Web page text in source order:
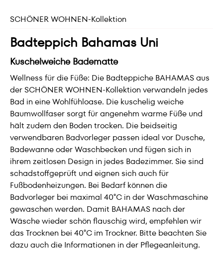
SCHÖNER WOHNEN-Kollektion
Badteppich Bahamas Uni
Kuschelweiche Badematte
Wellness für die Füße: Die Badteppiche BAHAMAS aus
der SCHÖNER WOHNEN-Kollektion verwandeln jedes
Bad in eine Wohlfühloase. Die kuschelig weiche
Baumwollfaser sorgt für angenehm warme Füße und
hält zudem den Boden trocken. Die beidseitig
verwendbaren Badvorleger passen ideal vor Dusche,
Badewanne oder Waschbecken und fügen sich in
ihrem zeitlosen Design in jedes Badezimmer. Sie sind
schadstoffgeprüft und eignen sich auch für
Fußbodenheizungen. Bei Bedarf können die
Badvorleger bei maximal 40°C in der Waschmaschine
gewaschen werden. Damit BAHAMAS nach der
Wäsche wieder schön flauschig wird, empfehlen wir
das Trocknen bei 40°C im Trockner. Bitte beachten Sie
dazu auch die Informationen in der Pflegeanleitung.